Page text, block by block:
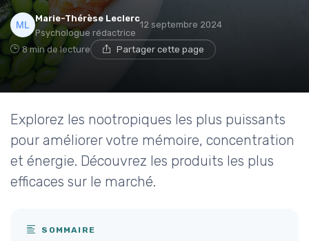
Marie-Thérèse Leclerc
Psychologue rédactrice
12 septembre 2024
8 min de lecture Partager cette page
Explorez les nootropiques les plus puissants
pour améliorer votre mémoire, concentration
et énergie. Découvrez les produits les plus
efficaces sur le marché.
SOMMAIRE